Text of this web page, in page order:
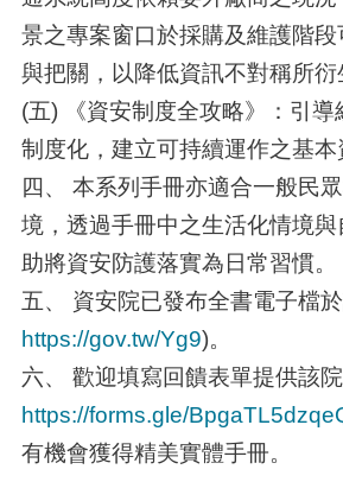
景之專案窗口於採購及維護階
與把關，以降低資訊不對稱所衍
(五) 《資安制度全攻略》：引
制度化，建立可持續運作之基本
四、 本系列手冊亦適合一般民
境，透過手冊中之生活化情境
助將資安防護落實為日常習慣。
五、 資安院已發布全書電子檔
https://gov.tw/Yg9)。
六、 歡迎填寫回饋表單提供該
https://forms.gle/
有機會獲得精美實體手冊。